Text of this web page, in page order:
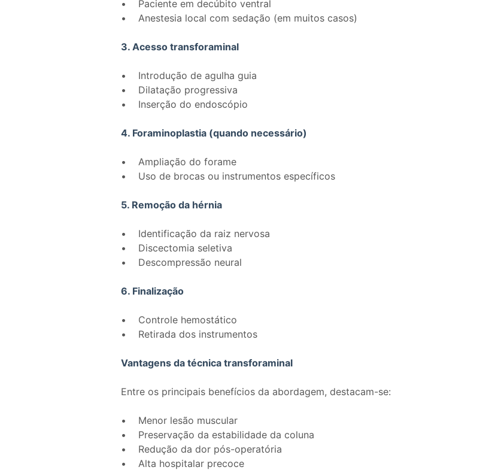
• Paciente em decúbito ventral
• Anestesia local com sedação (em muitos casos)
3. Acesso transforaminal
• Introdução de agulha guia
• Dilatação progressiva
• Inserção do endoscópio
4. Foraminoplastia (quando necessário)
• Ampliação do forame
• Uso de brocas ou instrumentos específicos
5. Remoção da hérnia
• Identificação da raiz nervosa
• Discectomia seletiva
• Descompressão neural
6. Finalização
• Controle hemostático
• Retirada dos instrumentos
Vantagens da técnica transforaminal
Entre os principais benefícios da abordagem, destacam-se:
• Menor lesão muscular
• Preservação da estabilidade da coluna
• Redução da dor pós-operatória
• Alta hospitalar precoce